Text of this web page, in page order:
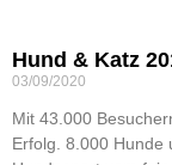
Hund & Katz
03/09/2020
Mit 43.000
Erfolg. 8.000 Hunde